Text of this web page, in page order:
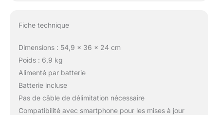
Fiche technique
Dimensions : 54,9 x 36 x 24 cm
Poids : 6,9 kg
Alimenté par batterie
Batterie incluse
Pas de câble de délimitation nécessaire
Compatibilité avec smartphone pour les mises à jour